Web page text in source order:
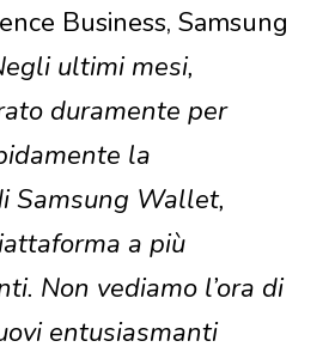
Business, Samsung
ultimi mesi,
duramente per
la
Samsung Wallet,
a più
Non vediamo l’ora di
entusiasmanti